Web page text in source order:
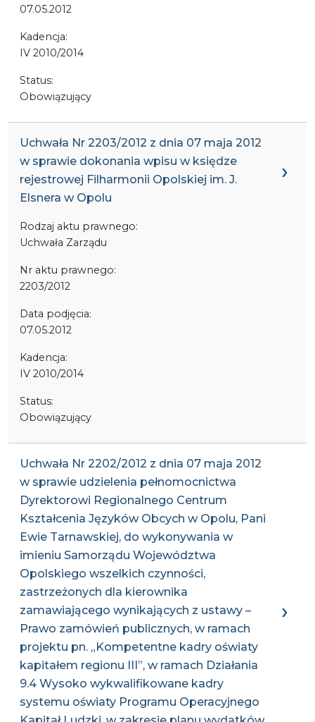
07.05.2012
Kadencja:
IV 2010/2014
Status:
Obowiązujący
Uchwała Nr 2203/2012 z dnia 07 maja 2012
w sprawie dokonania wpisu w księdze
rejestrowej Filharmonii Opolskiej im. J.
Elsnera w Opolu
Rodzaj aktu prawnego:
Uchwała Zarządu
Nr aktu prawnego:
2203/2012
Data podjęcia:
07.05.2012
Kadencja:
IV 2010/2014
Status:
Obowiązujący
Uchwała Nr 2202/2012 z dnia 07 maja 2012
w sprawie udzielenia pełnomocnictwa
Dyrektorowi Regionalnego Centrum
Kształcenia Języków Obcych w Opolu, Pani
Ewie Tarnawskiej, do wykonywania w
imieniu Samorządu Województwa
Opolskiego wszelkich czynności,
zastrzeżonych dla kierownika
zamawiającego wynikających z ustawy –
Prawo zamówień publicznych, w ramach
projektu pn. „Kompetentne kadry oświaty
kapitałem regionu III”, w ramach Działania
9.4 Wysoko wykwalifikowane kadry
systemu oświaty Programu Operacyjnego